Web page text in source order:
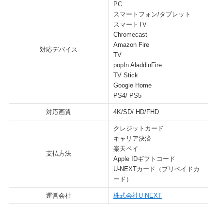
対応デバイス
PC
スマートフォン/タブレット
スマートTV
Chromecast
Amazon Fire
TV
popIn AladdinFire
TV Stick
Google Home
PS4/ PS5
対応画質 4K/SD/ HD/FHD
支払方法
クレジットカード
キャリア決済
楽天ペイ
Apple IDギフトコード
U-NEXTカード（プリペイドカ
ード）
運営会社 株式会社U-NEXT